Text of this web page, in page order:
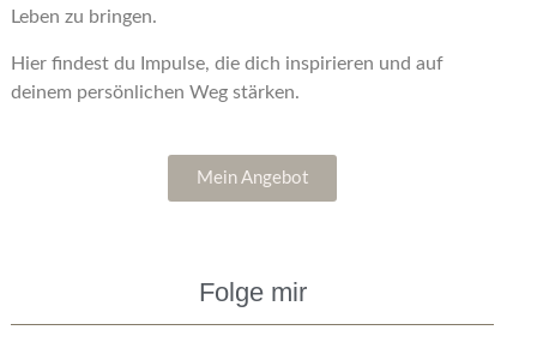
Leben zu bringen.
Hier findest du Impulse, die dich inspirieren und auf
deinem persönlichen Weg stärken.
Mein Angebot
Folge mir